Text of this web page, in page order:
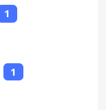
1
1